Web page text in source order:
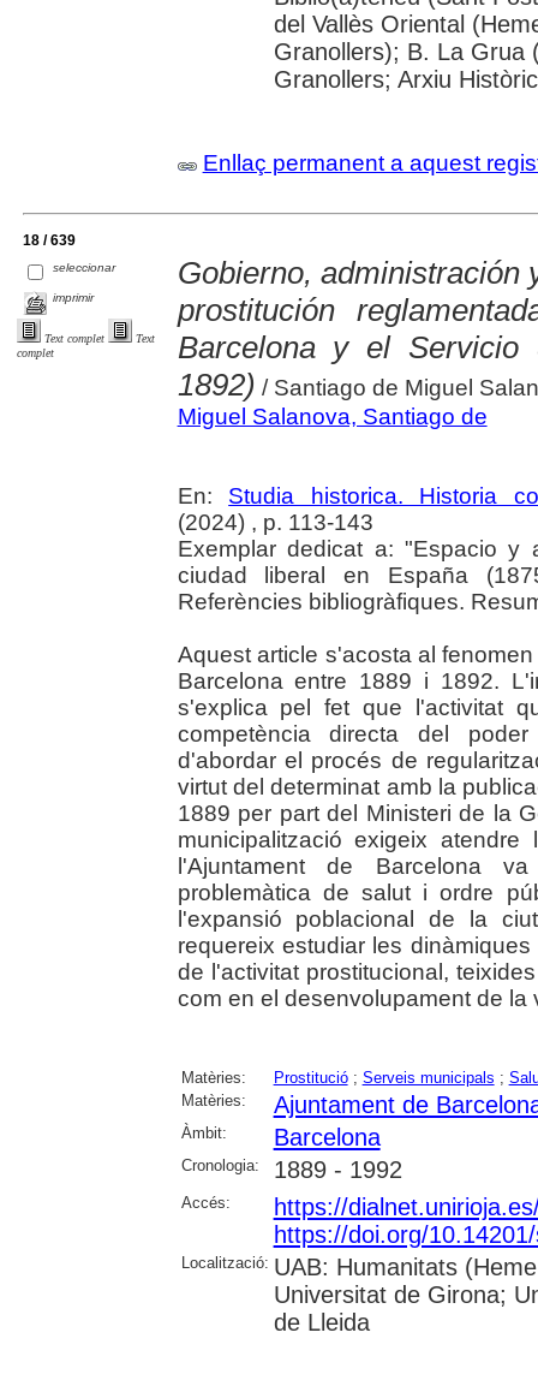
del Vallès Oriental
Granollers); B. La Grua
Granollers; Arxiu
Enllaç permanent a aquest
18 / 639
seleccionar
imprimir
Text complet
Text
complet
Gobierno, administración
prostitución
Barcelona y el Servicio
1892) / Santiago de Miguel
Miguel Salanova, Santiago de
En: Studia historica. Historia
(2024) , p. 113-143
Exemplar dedicat a: "Espacio
ciudad liberal en España
Referències bibliogràfiques.
Aquest article s'acosta al
Barcelona entre 1889 i 1892.
s'explica pel fet que l'activitat
competència directa del
d'abordar el procés de
virtut del determinat amb la
1889 per part del Ministeri de la
municipalització exigeix
l'Ajuntament de Barcelona
problemàtica de salut i ordre
l'expansió poblacional de la
requereix estudiar les
de l'activitat prostitucional,
com en el desenvolupament de la
Matèries: Prostitució; Serveis municipals ;
Matèries:
Ajuntament de
Àmbit: Barcelona
Cronologia: 1889 - 1992
Accés:
https://
https://doi.org/
Localització: UAB: Humanitats
Universitat de Girona;
de Lleida